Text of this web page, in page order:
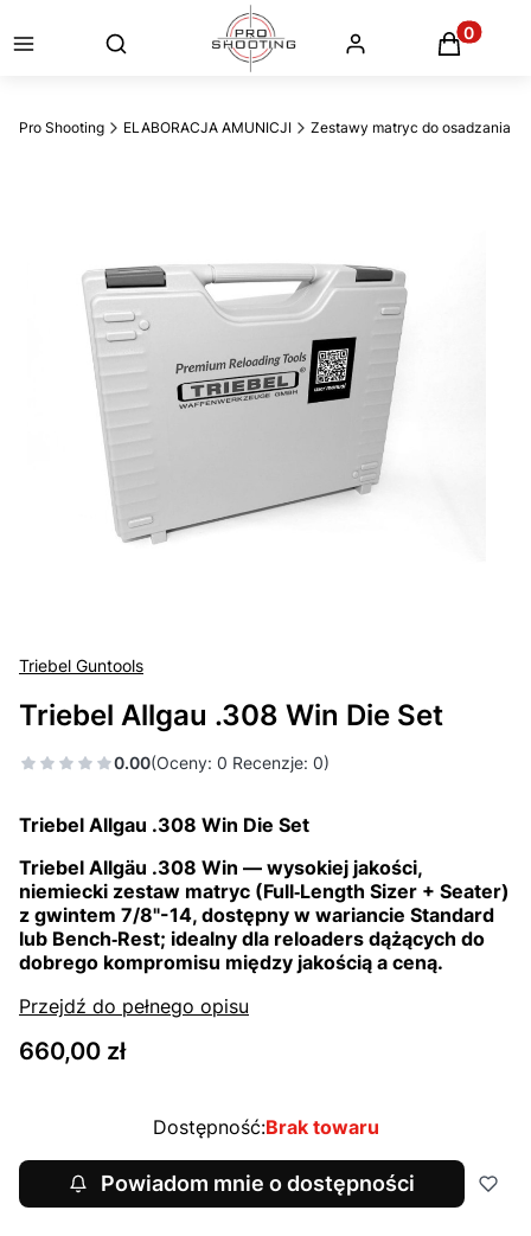
Otwórz wyszukiwarkę
Pro Shooting ELABORACJA AMUNICJI Zestawy matryc do osadzania i
Triebel Guntools
Triebel Allgau .308 Win Die Set
0.00(Oceny: 0 Recenzje: 0)
Triebel Allgau .308 Win Die Set
Triebel Allgäu .308 Win — wysokiej jakości,
niemiecki zestaw matryc (Full‑Length Sizer + Seater)
z gwintem 7/8"-14, dostępny w wariancie Standard
lub Bench‑Rest; idealny dla reloaders dążących do
dobrego kompromisu między jakością a ceną.
Przejdź do pełnego opisu
Cena
660,00 zł
Dostępność:Brak towaru
Powiadom mnie o dostępności